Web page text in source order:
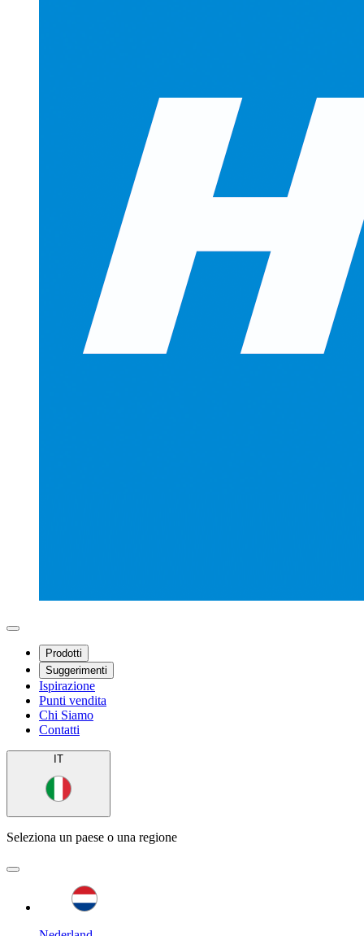
Prodotti
Suggerimenti
Ispirazione
Punti vendita
Chi Siamo
Contatti
IT
Seleziona un paese o una regione